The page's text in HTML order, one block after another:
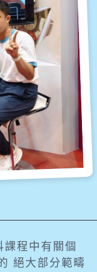
程中有關個
絕大部分範疇